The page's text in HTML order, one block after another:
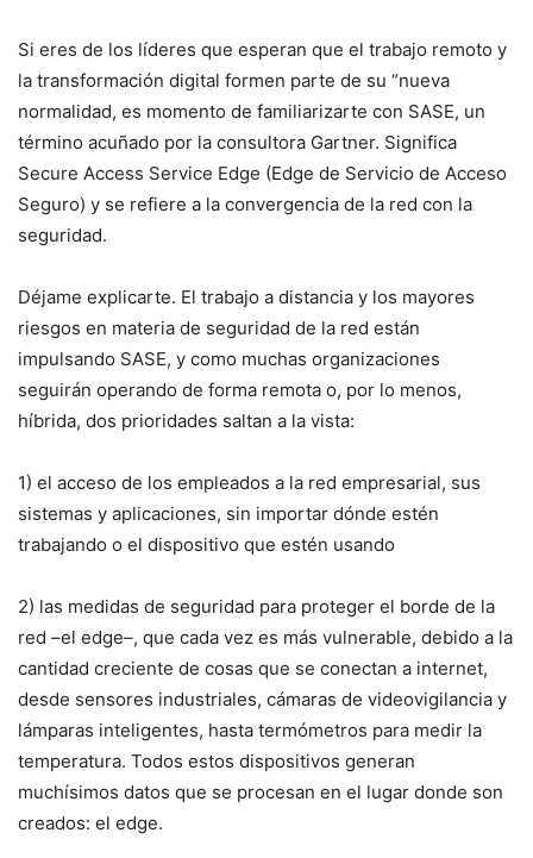
Si eres de los líderes que esperan que el trabajo remoto y
la transformación digital formen parte de su “nueva
normalidad, es momento de familiarizarte con SASE, un
término acuñado por la consultora Gartner. Significa
Secure Access Service Edge (Edge de Servicio de Acceso
Seguro) y se refiere a la convergencia de la red con la
seguridad.
Déjame explicarte. El trabajo a distancia y los mayores
riesgos en materia de seguridad de la red están
impulsando SASE, y como muchas organizaciones
seguirán operando de forma remota o, por lo menos,
híbrida, dos prioridades saltan a la vista:
1) el acceso de los empleados a la red empresarial, sus
sistemas y aplicaciones, sin importar dónde estén
trabajando o el dispositivo que estén usando
2) las medidas de seguridad para proteger el borde de la
red –el edge–, que cada vez es más vulnerable, debido a la
cantidad creciente de cosas que se conectan a internet,
desde sensores industriales, cámaras de videovigilancia y
lámparas inteligentes, hasta termómetros para medir la
temperatura. Todos estos dispositivos generan
muchísimos datos que se procesan en el lugar donde son
creados: el edge.